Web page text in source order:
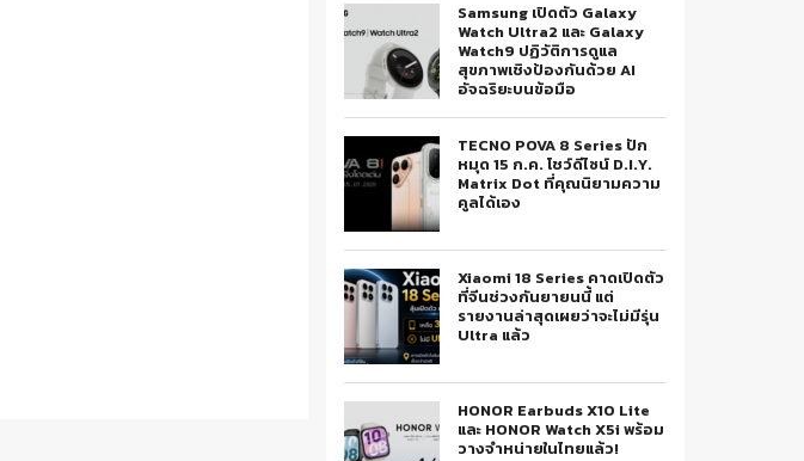
Samsung เปิดตัว Galaxy
Watch Ultra2 และ Galaxy
Watch9 ปฏิวัติการดูแล
สุขภาพเชิงป้องกันด้วย AI
อัจฉริยะบนข้อมือ
TECNO POVA 8 Series ปัก
หมุด 15 ก.ค. โชว์ดีไซน์ D.I.Y.
Matrix Dot ที่คุณนิยามความ
คูลได้เอง
Xiaomi 18 Series คาดเปิดตัว
ที่จีนช่วงกันยายนนี้ แต่
รายงานล่าสุดเผยว่าจะไม่มีรุ่น
Ultra แล้ว
HONOR Earbuds X10 Lite
และ HONOR Watch X5i พร้อม
วางจำหน่ายในไทยแล้ว!